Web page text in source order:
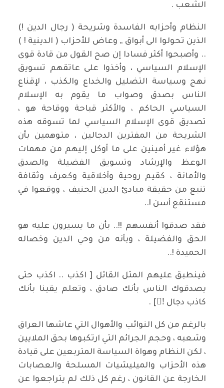
الشعب .
النظام وأحزابه الفاسدة وشريحة ( رجال الدين !)
الذين تحولوا الى أبواق ,, وعاض للأحزاب ( الدينية ! )
.. وأصبحوا أكثر فسادا إن صح القول من قادة قوى
الإسلام السياسي ، وأخذوا على عاتقهم تسويق
نهج وسياسة التضليل والخداع والكذب ، لإقناع
الناس بصدق وصواب ما يقوم به الإسلام
السياسي الحاكم ، والأكثر قباحة ووقاحة هو ،
تصديق قوى الإسلام السياسي لما تسوقه هذه
الشريحة من المفترين الدجالين ، متوهمين بأن
هؤلاء غير أمينين على ما أوكل إليهم من مهمات
الوعظ والإرشاد وتسويق الفضيلة والصدق
والأمانة ، كقيم روحية وأخلاقية وكعرف وثقافة
تنبع من حقيقة مبادئ الدين الحنيف ، ووقعوا في
مستنقع أسن !..
فقد صدقوا أنفسهم !!.. بأن ما يسيرون عليه هو
الحق والفضيلة ، وبأنه من وحي الدين وخصاله
الحميدة !..
فينطبق عليهم المثل القائل [ اكذب .. اكذب حتى
يصدقوك الناس بأنك صادق ، وتعلم يقينا بأنك
كاذب دجال !ّ] .
بالرغم من كل النوائب والأهوال التي عاشها العراق
وشعبه ، وحجم الجرائم التي ارتكبوها بحق الملايين
، لكن النظام وهواة السياسة المتربعين على قيادة
هذه الأحزاب والميليشيات المسلحة والعصابات
الخارجة عن القانون ، رغم كل ذلك لم يتراجعوا عن